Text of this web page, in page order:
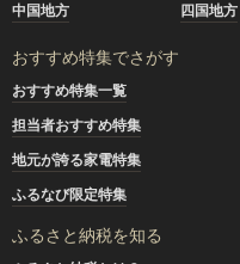
中国地方
四国地方
おすすめ特集でさがす
おすすめ特集一覧
担当者おすすめ特集
地元が誇る家電特集
ふるなび限定特集
ふるさと納税を知る